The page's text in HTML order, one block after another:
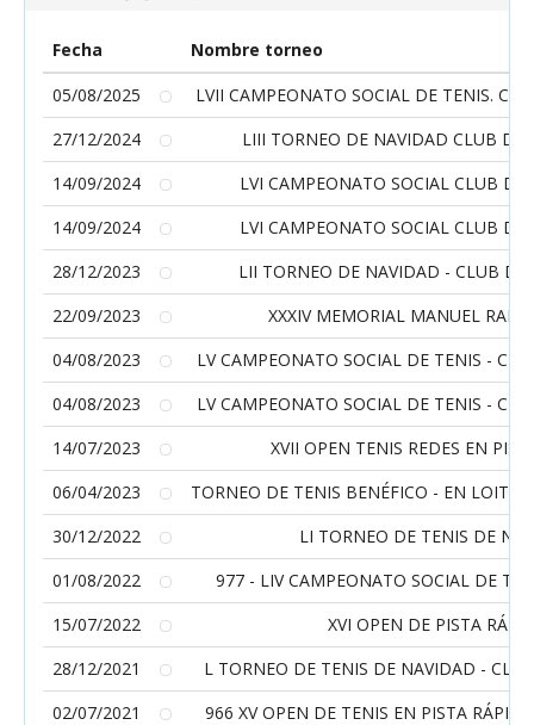
Fecha
Nombre torneo
05/08/2025
LVII CAMPEONATO SOCIAL DE TENIS.
27/12/2024
LIII TORNEO DE NAVIDAD CLUB DE
14/09/2024
LVI CAMPEONATO SOCIAL CLUB DE
14/09/2024
LVI CAMPEONATO SOCIAL CLUB DE
28/12/2023
LII TORNEO DE NAVIDAD - CLUB DE
22/09/2023
XXXIV MEMORIAL MANUEL
04/08/2023
LV CAMPEONATO SOCIAL DE TENIS -
04/08/2023
LV CAMPEONATO SOCIAL DE TENIS -
14/07/2023
XVII OPEN TENIS REDES EN
06/04/2023
TORNEO DE TENIS BENÉFICO - EN LOITA
30/12/2022
LI TORNEO DE TENIS DE
01/08/2022
977 - LIV CAMPEONATO SOCIAL DE
15/07/2022
XVI OPEN DE PISTA
28/12/2021
L TORNEO DE TENIS DE NAVIDAD -
02/07/2021
966 XV OPEN DE TENIS EN PISTA